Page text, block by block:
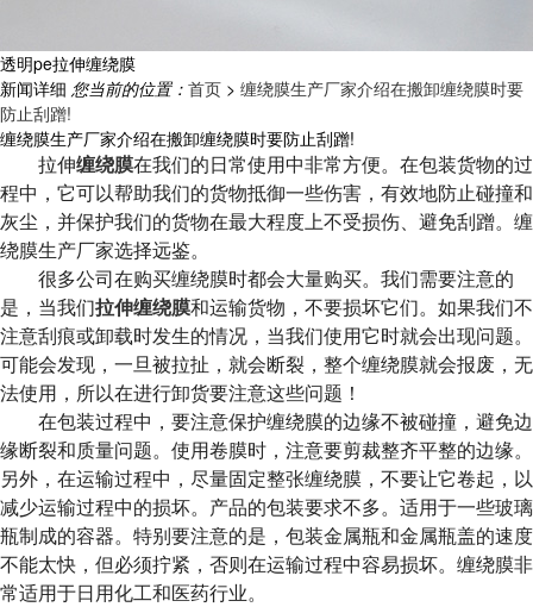
透明pe拉伸缠绕膜
新闻详细 您当前的位置： 首页 > 缠绕膜生产厂家介绍在搬卸缠绕膜时要
防止刮蹭!
缠绕膜生产厂家介绍在搬卸缠绕膜时要防止刮蹭!
拉伸缠绕膜在我们的日常使用中非常方便。在包装货物的过
程中，它可以帮助我们的货物抵御一些伤害，有效地防止碰撞和
灰尘，并保护我们的货物在最大程度上不受损伤、避免刮蹭。缠
绕膜生产厂家选择远鉴。
很多公司在购买缠绕膜时都会大量购买。我们需要注意的
是，当我们拉伸缠绕膜和运输货物，不要损坏它们。如果我们不
注意刮痕或卸载时发生的情况，当我们使用它时就会出现问题。
可能会发现，一旦被拉扯，就会断裂，整个缠绕膜就会报废，无
法使用，所以在进行卸货要注意这些问题！
在包装过程中，要注意保护缠绕膜的边缘不被碰撞，避免边
缘断裂和质量问题。使用卷膜时，注意要剪裁整齐平整的边缘。
另外，在运输过程中，尽量固定整张缠绕膜，不要让它卷起，以
减少运输过程中的损坏。产品的包装要求不多。适用于一些玻璃
瓶制成的容器。特别要注意的是，包装金属瓶和金属瓶盖的速度
不能太快，但必须拧紧，否则在运输过程中容易损坏。缠绕膜非
常适用于日用化工和医药行业。